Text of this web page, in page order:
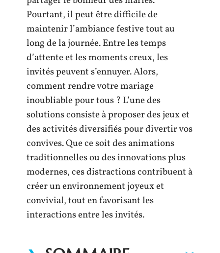
Pourtant, il peut être difficile de
maintenir l’ambiance festive tout au
long de la journée. Entre les temps
d’attente et les moments creux, les
invités peuvent s’ennuyer. Alors,
comment rendre votre mariage
inoubliable pour tous ? L’une des
solutions consiste à proposer des jeux et
des activités diversifiés pour divertir vos
convives. Que ce soit des animations
traditionnelles ou des innovations plus
modernes, ces distractions contribuent à
créer un environnement joyeux et
convivial, tout en favorisant les
interactions entre les invités.